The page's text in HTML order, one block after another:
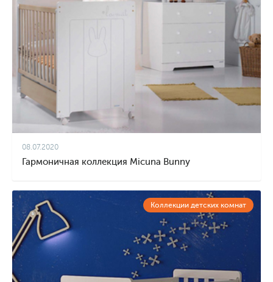
08.07.2020
Гармоничная коллекция Micuna Bunny
Коллекции детских комнат